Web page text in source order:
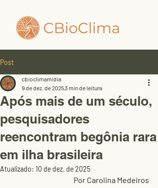
Post
Após mais de um século,
pesquisadores
reencontram begônia rara
em ilha brasileira
cbioclimamidia
9 de dez. de 20253 min de leitura
Atualizado: 10 de dez. de 2025
Por Carolina Medeiros